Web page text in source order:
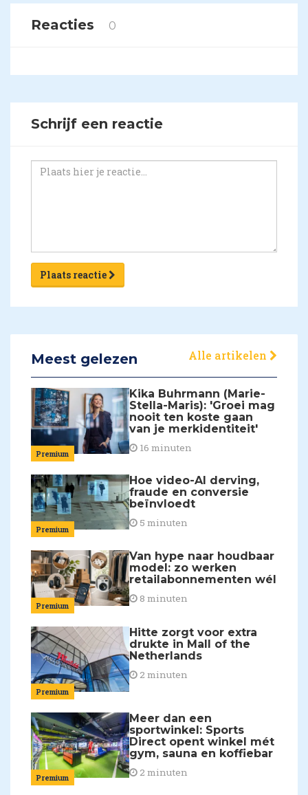
Reacties 0
Schrijf een reactie
Plaats reactie
Meest gelezen Alle artikelen
Premium
Kika Buhrmann (Marie-
Stella-Maris): 'Groei mag
nooit ten koste gaan
van je merkidentiteit'
16 minuten
Premium
Hoe video-AI derving,
fraude en conversie
beïnvloedt
5 minuten
Premium
Van hype naar houdbaar
model: zo werken
retailabonnementen wél
8 minuten
Premium
Hitte zorgt voor extra
drukte in Mall of the
Netherlands
2 minuten
Premium
Meer dan een
sportwinkel: Sports
Direct opent winkel mét
gym, sauna en koffiebar
2 minuten